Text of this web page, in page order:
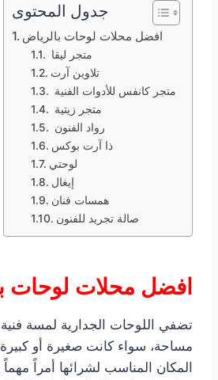
جدول المحتوى
افضل محلات لوحات بالرياض
متجر ليقا
تلاوين آرت
متجر كانفس للأدوات الفنية
متجر زيتية
رواد الفنون
ذا آرت بوكس
لوحتي
إيغال
همسات فنان
صالة تجريد للفنون
افضل محلات لوحات
تضفي اللوحات الجدارية لمسة
مساحة، سواء كانت صغيرة أو
المكان المناسب لشرائها أمراً مهماً